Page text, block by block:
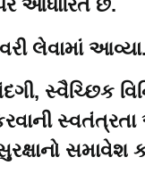
આધારિત છે.
લેવામાં
, સ્વૈચ્છિક
સુરક્ષાનો